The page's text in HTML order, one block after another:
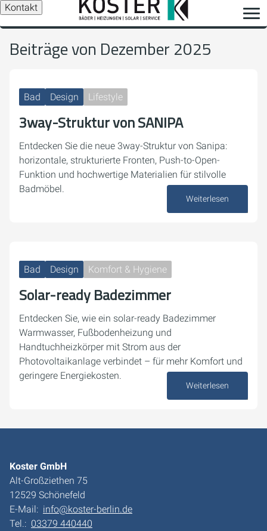
Kontakt
Beiträge von Dezember 2025
Bad Design Lifestyle
3way-Struktur von SANIPA
Entdecken Sie die neue 3way-Struktur von Sanipa:
horizontale, strukturierte Fronten, Push-to-Open-
Funktion und hochwertige Materialien für stilvolle
Badmöbel.
Weiterlesen
Bad Design Komfort & Hygiene
Solar-ready Badezimmer
Entdecken Sie, wie ein solar-ready Badezimmer
Warmwasser, Fußbodenheizung und
Handtuchheizkörper mit Strom aus der
Photovoltaikanlage verbindet – für mehr Komfort und
geringere Energiekosten.
Weiterlesen
Koster GmbH
Alt-Großziethen 75
12529 Schönefeld
E-Mail: info@koster-berlin.de
Tel.: 03379 440440